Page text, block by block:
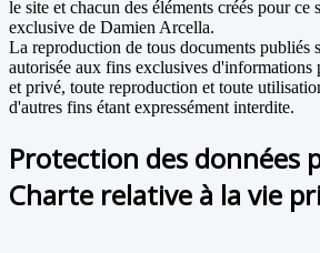
le site et chacun des éléments créés pour ce
exclusive de Damien Arcella.
La reproduction de tous documents publiés
autorisée aux fins exclusives d'informations
et privé, toute reproduction et toute
d'autres fins étant expressément interdite.
Protection des données
Charte relative à la vie